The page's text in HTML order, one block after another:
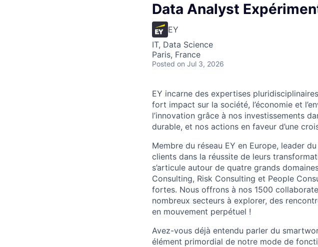
Data Analyst
EY
IT, Data Science
Paris, France
Posted on Jul 3, 2026
EY incarne des expertises
fort impact sur la société, l’économie et
l’innovation grâce à nos investissements
durable, et nos actions en faveur d’une
Membre du réseau EY en Europe, leader
clients dans la réussite de leurs
s’articule autour de quatre grands
Consulting, Risk Consulting et People
fortes. Nous offrons à nos 1500
nombreux secteurs à explorer, des
en mouvement perpétuel !
Avez-vous déjà entendu parler du
élément primordial de notre mode de